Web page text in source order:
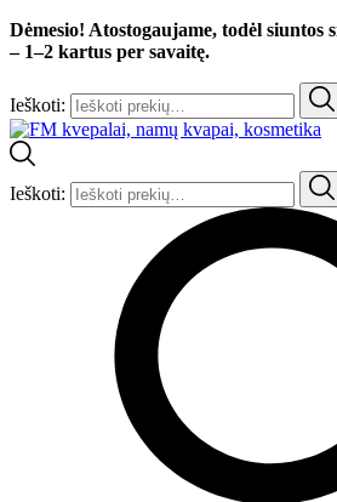
Dėmesio! Atostogaujame, todėl siuntos
– 1–2 kartus per savaitę.
Ieškoti:
Ieškoti: